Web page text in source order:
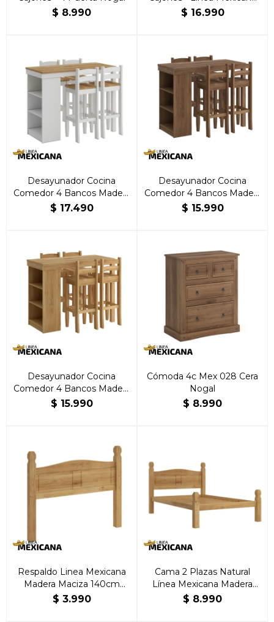
$ 8.990
Nogal
$ 16.990
Desayunador Cocina
Comedor 4 Bancos Madera
Blanco
$ 17.490
Desayunador Cocina
Comedor 4 Bancos Madera
Nogal
$ 15.990
Desayunador Cocina
Comedor 4 Bancos Madera
Natural
$ 15.990
Cómoda 4c Mex 028 Cera
Nogal
$ 8.990
Respaldo Linea Mexicana
Madera Maciza 140cm
Natural
$ 3.990
Cama 2 Plazas Natural
Línea Mexicana Madera
Maciza
$ 8.990